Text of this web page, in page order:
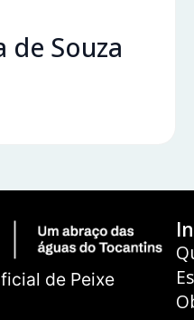
de Souza
de Peixe